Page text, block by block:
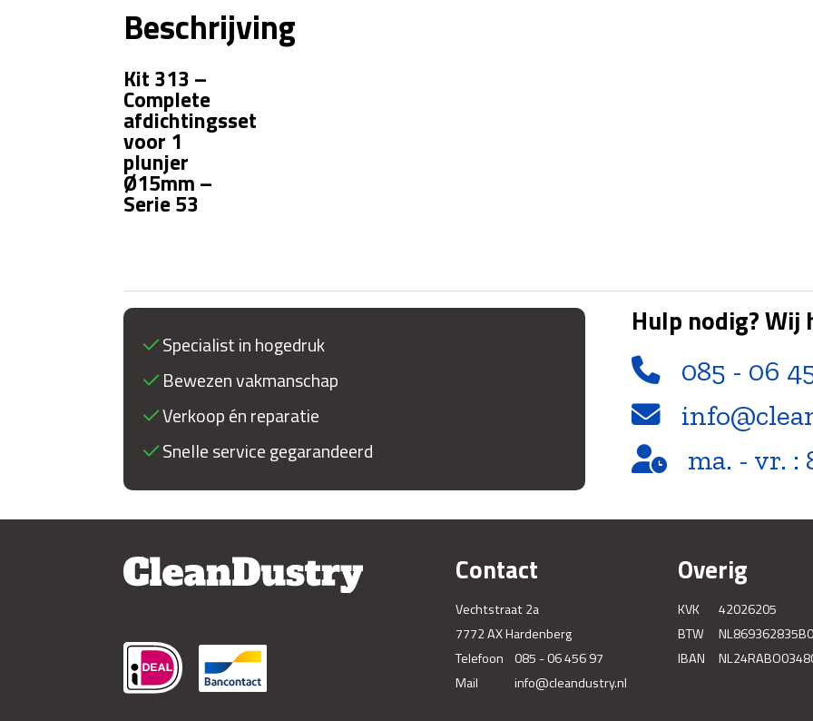
Beschrijving
Kit 313 –
Complete
afdichtingsset
voor 1
plunjer
Ø15mm –
Serie 53
Specialist in hogedruk
Bewezen vakmanschap
Verkoop én reparatie
Snelle service gegarandeerd
Hulp nodig? Wij
085 - 06
ma. - vr. :
Contact
Vechtstraat 2a
7772 AX Hardenberg
Telefoon 085 - 06 456 97
Mail
info@cleandustry.nl
Overig
KVK
42026205
BTW
IBAN